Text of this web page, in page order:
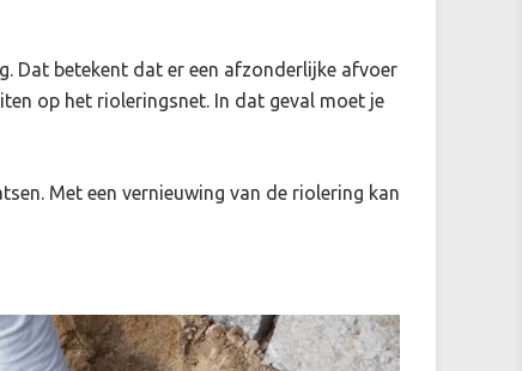
Dat betekent dat er een afzonderlijke afvoer
op het rioleringsnet. In dat geval moet je
Met een vernieuwing van de riolering kan